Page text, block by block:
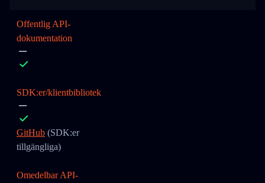
Offentlig API-
dokumentation
SDK:er/klientbibliotek
GitHub (SDK:er
tillgängliga)
Omedelbar API-